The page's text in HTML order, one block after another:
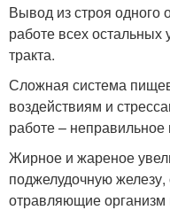
Вывод из строя одного
работе всех остальных
тракта.
Сложная система
воздействиям и
работе – неправильное
Жирное и жареное
поджелудочную
отравляющие организм